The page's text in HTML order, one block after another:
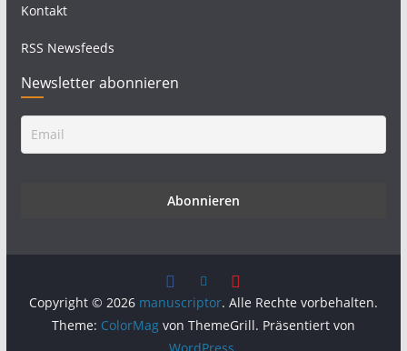
Kontakt
RSS Newsfeeds
Newsletter abonnieren
Copyright © 2026 manuscriptor. Alle Rechte vorbehalten.
Theme: ColorMagvon ThemeGrill. Präsentiert von